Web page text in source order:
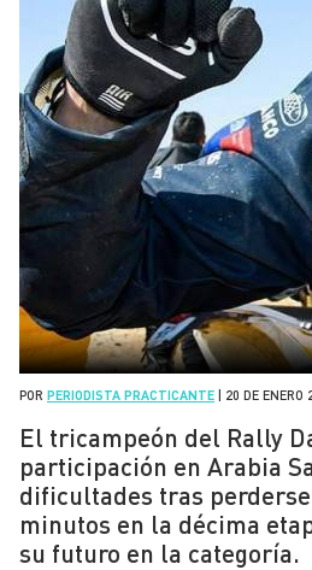
POR PERIODISTA PRACTICANTE 20 DE ENERO
El tricampeón del Rally
participación en Arabia
dificultades tras
minutos en la décima
su futuro en la categoría.